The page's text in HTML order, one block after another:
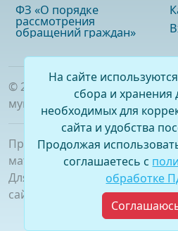
ФЗ «О порядке
рассмотрения
обращений граждан»
© 2026
. Официальный сайт
муниципального образования
При полном или частичном
материалов ссылка на сайт
Для сетевых изданий
сайт –
www.dumasayansk.ru
Разработка
На сайте
сбора и хранения
необходимых для
сайта и удобства
Продолжая
соглашаетесь с
обработке